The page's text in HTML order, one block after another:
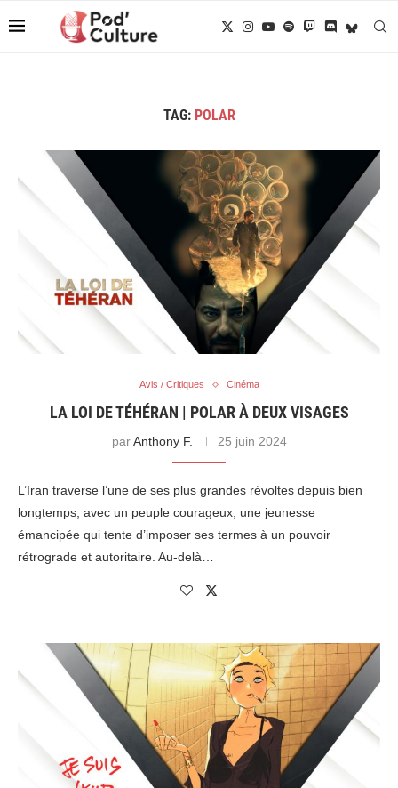
TAG: POLAR
Avis / Critiques Cinéma
LA LOI DE TÉHÉRAN | POLAR À DEUX VISAGES
parAnthony F. 25 juin 2024
L’Iran traverse l’une de ses plus grandes révoltes depuis bien
longtemps, avec un peuple courageux, une jeunesse
émancipée qui tente d’imposer ses termes à un pouvoir
rétrograde et autoritaire. Au-delà…